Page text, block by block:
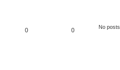
0 0 No posts